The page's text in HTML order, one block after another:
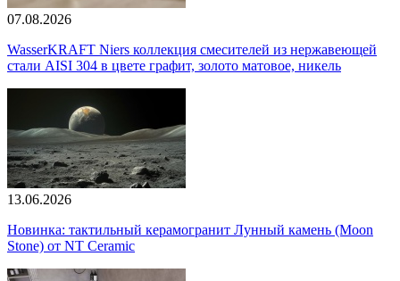
07.08.2026
WasserKRAFT Niers коллекция смесителей из нержавеющей
стали AISI 304 в цвете графит, золото матовое, никель
13.06.2026
Новинка: тактильный керамогранит Лунный камень (Moon
Stone) от NT Ceramic